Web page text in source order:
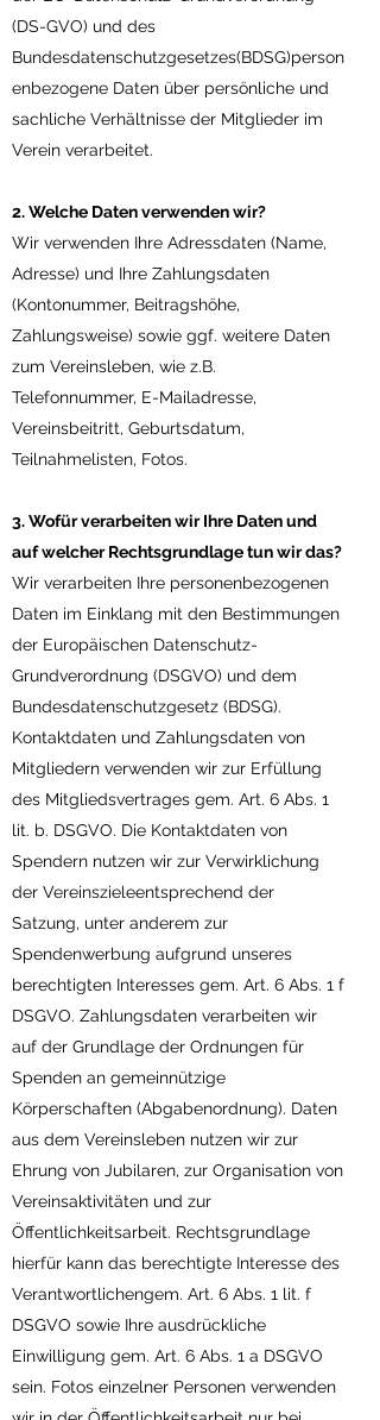
(DS-GVO) und des
Bundesdatenschutzgesetzes(BDSG)person
enbezogene Daten über persönliche und
sachliche Verhältnisse der Mitglieder im
Verein verarbeitet.
2. Welche Daten verwenden wir?
Wir verwenden Ihre Adressdaten (Name,
Adresse) und Ihre Zahlungsdaten
(Kontonummer, Beitragshöhe,
Zahlungsweise) sowie ggf. weitere Daten
zum Vereinsleben, wie z.B.
Telefonnummer, E-Mailadresse,
Vereinsbeitritt, Geburtsdatum,
Teilnahmelisten, Fotos.
3. Wofür verarbeiten wir Ihre Daten und
auf welcher Rechtsgrundlage tun wir das?
Wir verarbeiten Ihre personenbezogenen
Daten im Einklang mit den Bestimmungen
der Europäischen Datenschutz-
Grundverordnung (DSGVO) und dem
Bundesdatenschutzgesetz (BDSG).
Kontaktdaten und Zahlungsdaten von
Mitgliedern verwenden wir zur Erfüllung
des Mitgliedsvertrages gem. Art. 6 Abs. 1
lit. b. DSGVO. Die Kontaktdaten von
Spendern nutzen wir zur Verwirklichung
der Vereinszieleentsprechend der
Satzung, unter anderem zur
Spendenwerbung aufgrund unseres
berechtigten Interesses gem. Art. 6 Abs. 1 f
DSGVO. Zahlungsdaten verarbeiten wir
auf der Grundlage der Ordnungen für
Spenden an gemeinnützige
Körperschaften (Abgabenordnung). Daten
aus dem Vereinsleben nutzen wir zur
Ehrung von Jubilaren, zur Organisation von
Vereinsaktivitäten und zur
Öffentlichkeitsarbeit. Rechtsgrundlage
hierfür kann das berechtigte Interesse des
Verantwortlichengem. Art. 6 Abs. 1 lit. f
DSGVO sowie Ihre ausdrückliche
Einwilligung gem. Art. 6 Abs. 1 a DSGVO
sein. Fotos einzelner Personen verwenden